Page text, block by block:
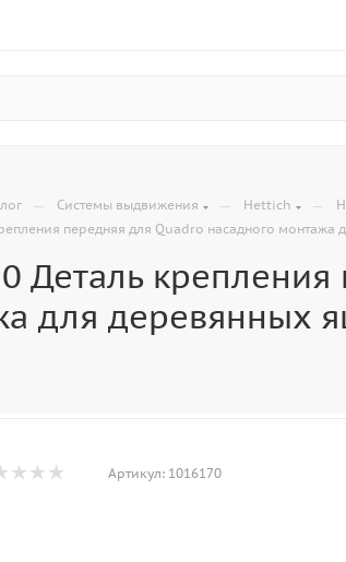
— Системы выдвижения — Hettich —
передняя для Quadro насадного монтажа
Деталь
для деревянных
Артикул: 1016170